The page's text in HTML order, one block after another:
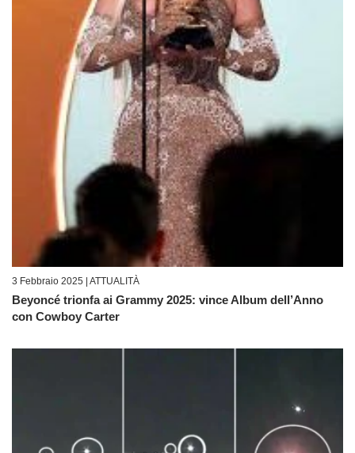
3 Febbraio 2025 | ATTUALITÀ
Beyoncé trionfa ai Grammy 2025: vince Album dell’Anno
con Cowboy Carter